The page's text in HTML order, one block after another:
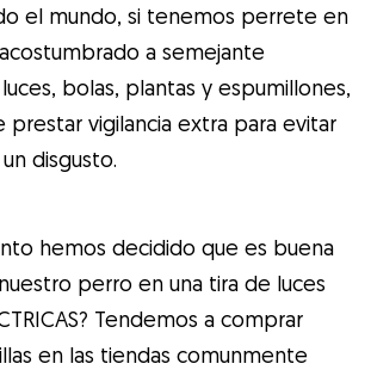
el mundo, si tenemos perrete en
a semejante
bolas, plantas y espumillones,
vigilancia extra para evitar
disgusto.
hemos decidido que es buena
perro en una tira de luces
Tendemos a comprar
en las tiendas comunmente